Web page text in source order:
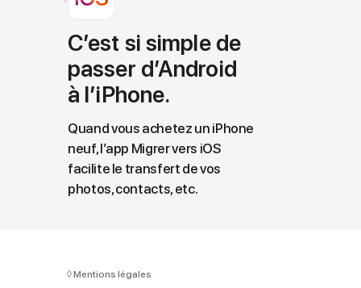
C’est si simple de
passer d’Android
à l’iPhone.
Quand vous achetez un iPhone
neuf, l’app Migrer vers iOS
facilite le transfert de vos
photos, contacts, etc.
◊Mentions légales